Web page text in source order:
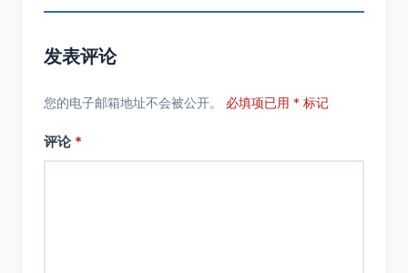
发表评论
您的电子邮箱地址不会被公开。 必填项已用 * 标记
评论 *